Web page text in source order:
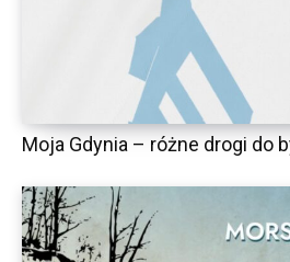
Moja Gdynia – różne drogi do